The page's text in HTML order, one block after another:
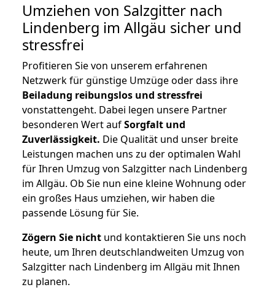
Umziehen von Salzgitter nach
Lindenberg im Allgäu sicher und
stressfrei
Profitieren Sie von unserem erfahrenen
Netzwerk für günstige Umzüge oder dass ihre
Beiladung reibungslos und stressfrei
vonstattengeht. Dabei legen unsere Partner
besonderen Wert aufSorgfalt und
Zuverlässigkeit. Die Qualität und unser breite
Leistungen machen uns zu der optimalen Wahl
für Ihren Umzug von Salzgitter nach Lindenberg
im Allgäu. Ob Sie nun eine kleine Wohnung oder
ein großes Haus umziehen, wir haben die
passende Lösung für Sie.
Zögern Sie nicht und kontaktieren Sie uns noch
heute, um Ihren deutschlandweiten Umzug von
Salzgitter nach Lindenberg im Allgäu mit Ihnen
zu planen.